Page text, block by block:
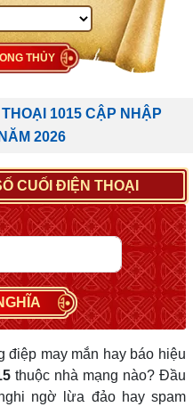
THỦY
1015 CẬP NHẬP
2026
CUỐI ĐIỆN THOẠI
điệp may mắn hay báo hiệu
thuộc nhà mạng nào? Đầu
ngờ lừa đảo hay spam